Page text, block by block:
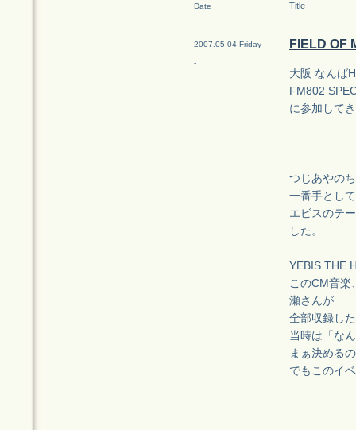
Date Title
2007.05.04 Friday
-
FIELD OF
大阪 なんば
FM802
に参加して
つじあやの
一番手とし
エビスのテ
した。
YEBIS THE
このCM音楽
瀬さんが
全部収録し
当時は「な
まぁ決める
でもこのイ